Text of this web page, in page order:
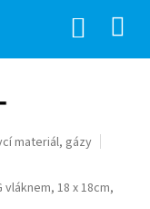
materiál, gázy
18 x 18cm,